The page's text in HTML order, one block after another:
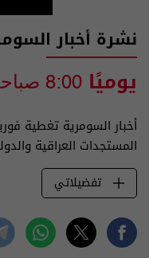
نشرة أخبار
يوميًا 8:00 صباحا
أخبار السومرية تغطية
المستجدات العراقية
تفضيلاتي